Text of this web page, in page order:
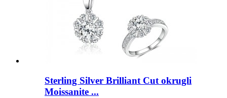
Sterling Silver Brilliant Cut okrugli
Moissanite ...